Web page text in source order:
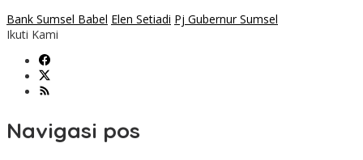
Bank Sumsel Babel Elen Setiadi Pj Gubernur Sumsel
Ikuti Kami
Navigasi pos